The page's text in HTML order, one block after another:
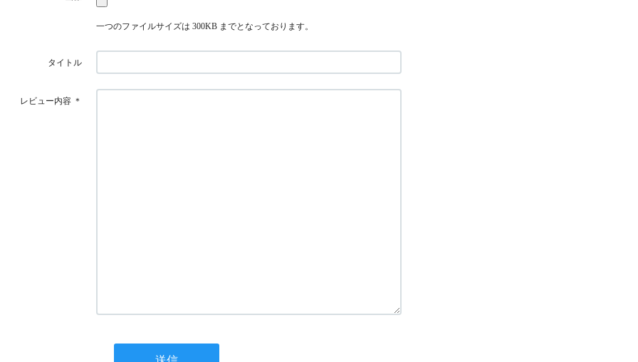
一つのファイルサイズは 300KB までとなっております。
タイトル
レビュー内容 ＊